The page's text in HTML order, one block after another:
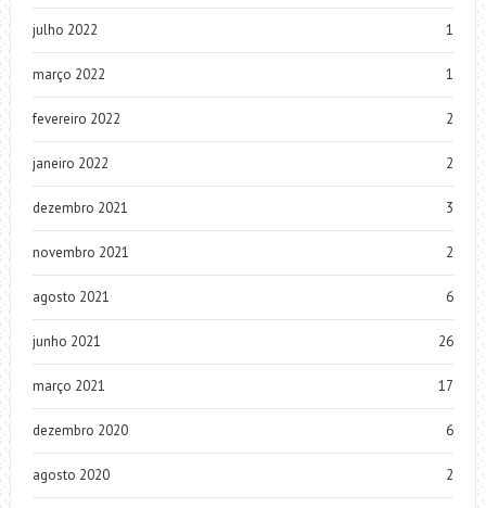
julho 2022 1
março 2022 1
fevereiro 2022 2
janeiro 2022 2
dezembro 2021 3
novembro 2021 2
agosto 2021 6
junho 2021 26
março 2021 17
dezembro 2020 6
agosto 2020 2